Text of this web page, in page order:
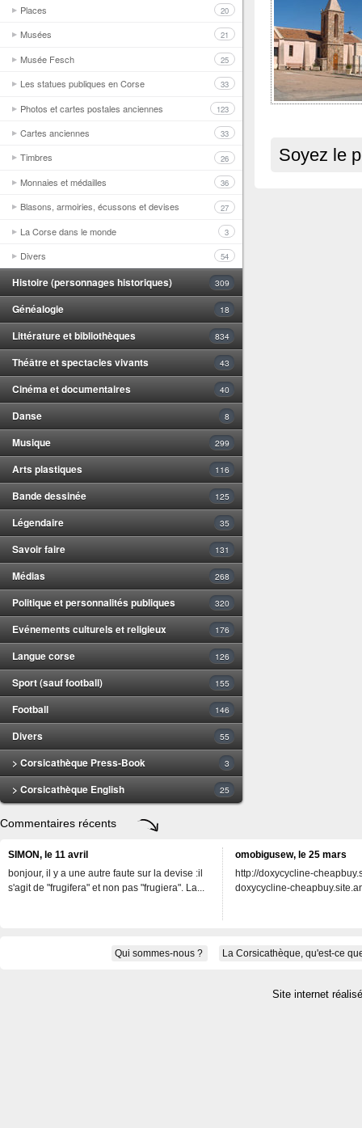
Places 20
Musées 21
Musée Fesch 25
Les statues publiques en Corse 33
Photos et cartes postales anciennes 123
Cartes anciennes 33
Timbres 26
Monnaies et médailles 36
Blasons, armoiries, écussons et devises 27
La Corse dans le monde 3
Divers 54
Histoire (personnages historiques) 309
Généalogie 18
Littérature et bibliothèques 834
Théâtre et spectacles vivants 43
Cinéma et documentaires 40
Danse 8
Musique 299
Arts plastiques 116
Bande dessinée 125
Légendaire 35
Savoir faire 131
Médias 268
Politique et personnalités publiques 320
Evénements culturels et religieux 176
Langue corse 126
Sport (sauf football) 155
Football 146
Divers 55
> Corsicathèque Press-Book 3
> Corsicathèque English 25
Soyez le
Commentaires récents
SIMON, le 11 avril
bonjour, il y a une autre faute sur la devise :il
s'agit de "frugifera" et non pas "frugiera". La...
omobigusew, le 25 mars
http://doxycycline-
doxycycline-
Qui sommes-nous ? La Corsicathèque, qu'est-ce
Site internet